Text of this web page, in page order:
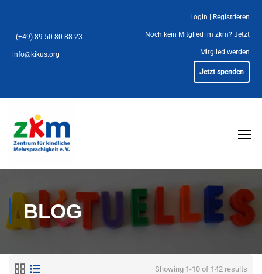
(+49) 89 50 80 88-23
info@kikus.org
Login Registrieren
Noch kein Mitglied im zkm? Jetzt
Mitglied werden
Jetzt spenden
BLOG
Showing 1-10 of 142 results